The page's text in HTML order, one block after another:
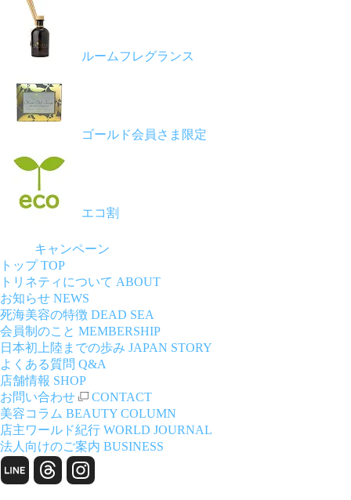
ルームフレグランス
ゴールド会員さま限定
エコ割
キャンペーン
トップ TOP
トリネティについて ABOUT
お知らせ NEWS
死海美容の特徴 DEAD SEA
会員制のこと MEMBERSHIP
日本初上陸までの歩み JAPAN STORY
よくある質問 Q&A
店舗情報 SHOP
お問い合わせ
CONTACT
美容コラム BEAUTY COLUMN
店主ワールド紀行 WORLD JOURNAL
法人向けのご案内 BUSINESS